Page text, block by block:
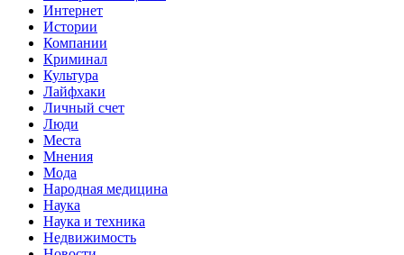
Интернет
Истории
Компании
Криминал
Культура
Лайфхаки
Личный счет
Люди
Места
Мнения
Мода
Народная медицина
Наука
Наука и техника
Недвижимость